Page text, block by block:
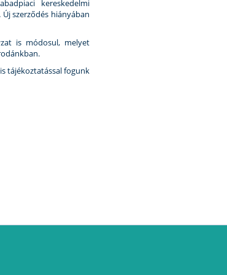
kereskedelmi
szerződés hiányában
is módosul, melyet
tájékoztatással fogunk